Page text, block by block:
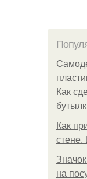
Как
Как
стене.
на